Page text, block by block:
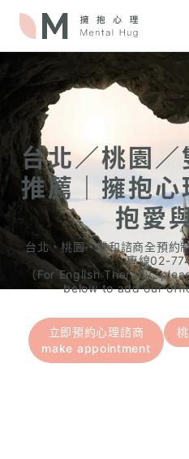
台北／桃園
推薦｜擁抱
抱愛
台北、桃園、雙和諮商全預約
專線02-
（For English Therapy,
below to add our
立即預約心理諮商
make appointment